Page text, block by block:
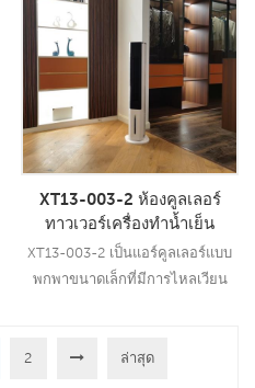
แผ่นทำความเย็น 5090
ประสิทธิภาพการทำความเย็นชั้นนำ
ของอุตสาหกรรม21
อ่านเพิ่มเติม
XT13-003-2 ห้องคูลเลอร์
ทาวเวอร์เครื่องทำน้ำเย็น
XT13-003-2 เป็นแอร์คูลเลอร์แบบ
พกพาขนาดเล็กที่มีการไหลเวียน
2 ล่าสุด